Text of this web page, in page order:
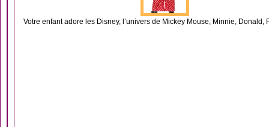
Votre enfant adore les Disney, l’univers de Mickey Mouse, Minnie, Donald,